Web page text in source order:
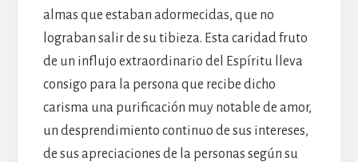
almas que estaban adormecidas, que no
lograban salir de su tibieza. Esta caridad fruto
de un influjo extraordinario del Espíritu lleva
consigo para la persona que recibe dicho
carisma una purificación muy notable de amor,
un desprendimiento continuo de sus intereses,
de sus apreciaciones de la personas según su